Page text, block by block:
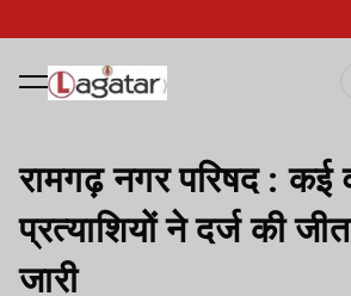
रामगढ़ नगर परिषद : कई
प्रत्याशियों ने दर्ज की
जारी